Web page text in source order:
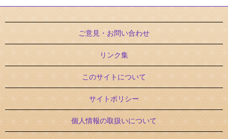
ご意見・お問い合わせ
リンク集
このサイトについて
サイトポリシー
個人情報の取扱いについて